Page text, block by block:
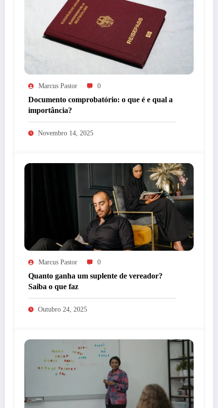
Marcus Pastor 0
Documento comprobatório: o que é e qual a
importância?
Novembro 14, 2025
Marcus Pastor 0
Quanto ganha um suplente de vereador?
Saiba o que faz
Outubro 24, 2025